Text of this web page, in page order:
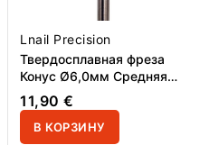
Lnail Precision
Твердосплавная фреза
Конус Ø6,0мм Средняя
крестовая насечка Super
Cut РЧ 14,6мм
11,90 €
В КОРЗИНУ